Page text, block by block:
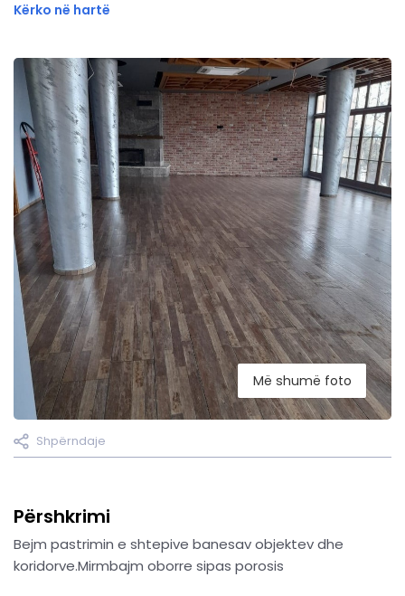
Më shumë foto
Shpërndaje
Përshkrimi
Bejm pastrimin e shtepive banesav objektev dhe
koridorve.Mirmbajm oborre sipas porosis
Kërko në hartë